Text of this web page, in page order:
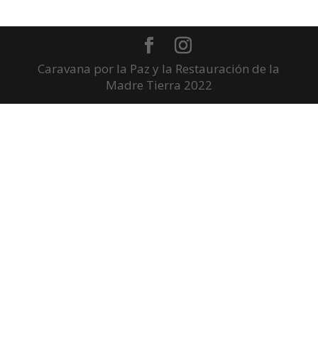
Caravana por la Paz y la Restauración de la
Madre Tierra 2022